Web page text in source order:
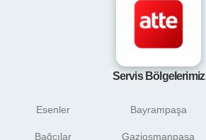
Servis Bölgelerimiz
Esenler
Bağcılar
Bayrampaşa
Gaziosmanpaşa